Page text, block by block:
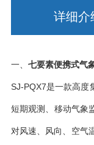
详细介
一、 七要素便携式气
SJ-PQX7是一款高度
短期观测、移动气象
对风速、风向、空气